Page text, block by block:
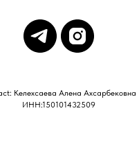
Келехсаева Алена Ахсарбековна
ИНН:150101432509